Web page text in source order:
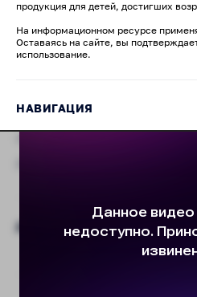
продукция для детей, достигших
На информационном ресурсе
Оставаясь на сайте, вы
использование.
НАВИГАЦИЯ
ДО ЕГЭ 2027 ОСТАЛОСЬ